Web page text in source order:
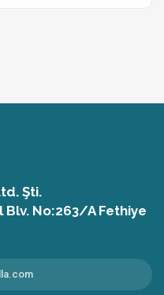
Şti.
Blv. No:263/A Fethiye